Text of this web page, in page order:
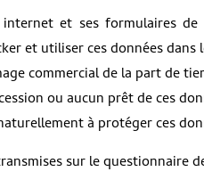
et ses formulaires
et utiliser ces données
commercial de la part de
ou aucun prêt de ces
à protéger ces
sur le questionnaire